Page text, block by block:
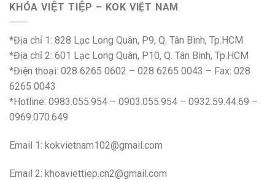
KHÓA VIỆT TIỆP – KOK VIỆT NAM
*Địa chỉ 1: 828 Lạc Long Quân, P9, Q. Tân Bình, Tp.HCM
*Địa chỉ 2: 601 Lạc Long Quân, P10, Q. Tân Bình, Tp.HCM
*Điện thoại: 028 6265 0602 – 028 6265 0043 – Fax: 028
6265 0043
*Hotline: 0983.055.954 – 0903.055.954 – 0932.59.44.69 –
0969.070.649
Email 1: kokvietnam102@gmail.com
Email 2: khoaviettiep.cn2@gmail.com